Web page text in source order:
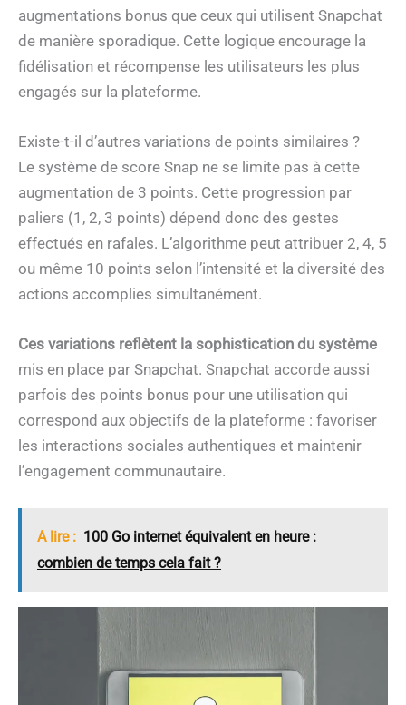
augmentations bonus que ceux qui utilisent Snapchat
de manière sporadique. Cette logique encourage la
fidélisation et récompense les utilisateurs les plus
engagés sur la plateforme.
Existe-t-il d’autres variations de points similaires ?
Le système de score Snap ne se limite pas à cette
augmentation de 3 points. Cette progression par
paliers (1, 2, 3 points) dépend donc des gestes
effectués en rafales. L’algorithme peut attribuer 2, 4, 5
ou même 10 points selon l’intensité et la diversité des
actions accomplies simultanément.
Ces variations reflètent la sophistication du système
mis en place par Snapchat. Snapchat accorde aussi
parfois des points bonus pour une utilisation qui
correspond aux objectifs de la plateforme : favoriser
les interactions sociales authentiques et maintenir
l’engagement communautaire.
A lire : 100 Go internet équivalent en heure :
combien de temps cela fait ?